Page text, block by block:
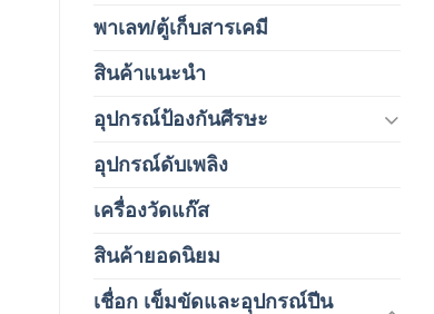
พาเลท/ตู้เก็บสารเคมี
สินค้าแนะนำ
อุปกรณ์ป้องกันศีรษะ
อุปกรณ์ดับเพลิง
เครื่องวัดแก๊ส
สินค้ายอดนิยม
เชื่อก เข็มขัดและอุปกรณ์ปีน